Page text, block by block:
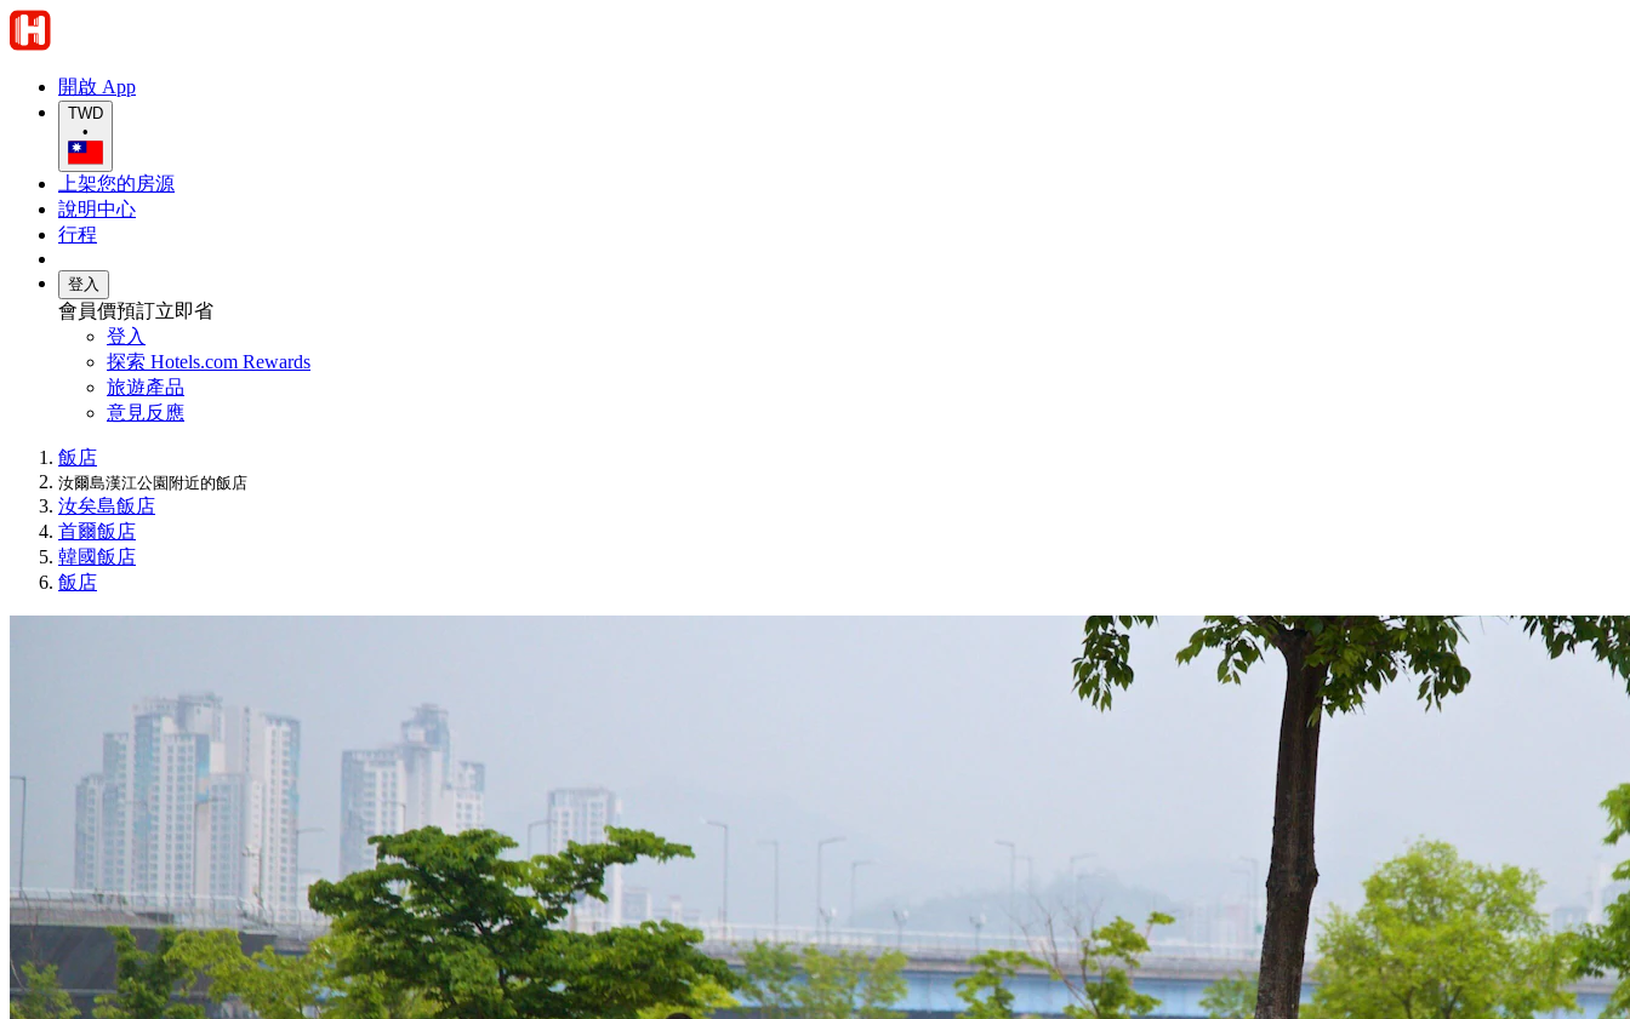
開啟 App
TWD
•
上架您的房源
說明中心
行程
登入
會員價預訂立即省
登入
探索 Hotels.com Rewards
旅遊產品
意見反應
飯店
汝爾島漢江公園附近的飯店
汝矣島飯店
首爾飯店
韓國飯店
飯店